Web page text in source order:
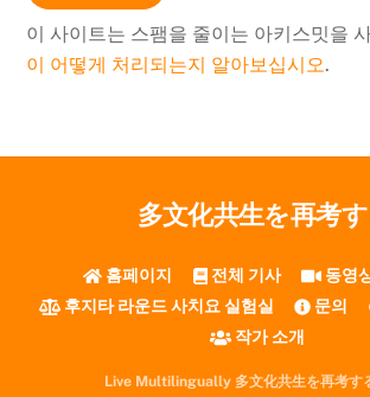
이 사이트는 스팸을 줄이는 아키스밋을
이 어떻게 처리되는지 알아보십시오.
多文化共生を再考
홈페이지 전체 기사
동영
후지타 라운드 사치요 실험실
문의
작가 소개
Live Multilingually 多文化共生を再考